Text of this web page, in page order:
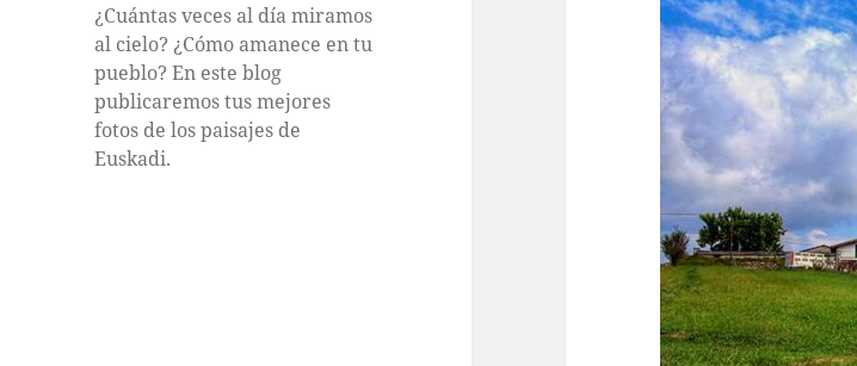
¿Cuántas veces al día miramos
al cielo? ¿Cómo amanece en tu
pueblo? En este blog
publicaremos tus mejores
fotos de los paisajes de
Euskadi.